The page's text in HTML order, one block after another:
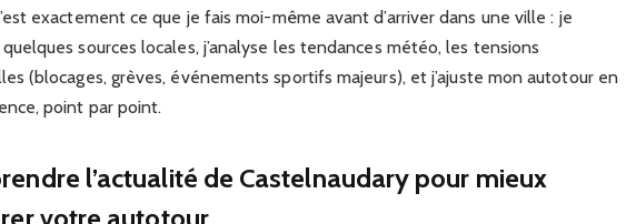
exactement ce que je fais moi-même avant d’arriver dans une ville : je
sources locales, j’analyse les tendances météo, les tensions
(blocages, grèves, événements sportifs majeurs), et j’ajuste mon autotour en
point par point.
l’actualité de Castelnaudary pour mieux